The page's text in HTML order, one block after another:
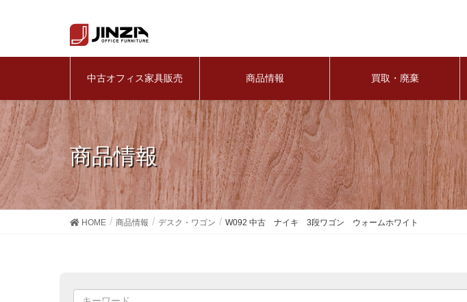
中古オフィス家具販売 商品情報 買取・廃棄
商品情報
HOME 商品情報 デスク・ワゴン W092 中古 ナイキ 3段ワゴン ウォームホワイト